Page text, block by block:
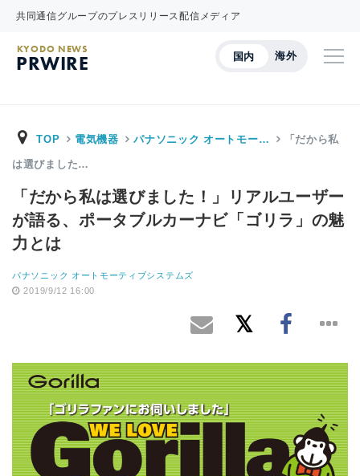
共同通信グループのプレスリリース配信メディア
国内 海外
KYODO NEWS
PRWIRE
TOP 電気機器 パナソニック オートモー… 「だから私
は選びました…
「だから私は選びました！」リアルユーザー
が語る、ポータブルカーナビ「ゴリラ」の魅
力とは
パナソニック オートモーティブシステムズ
2019/9/12 16:00